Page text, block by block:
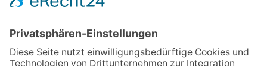
Wirtschaft e. V.